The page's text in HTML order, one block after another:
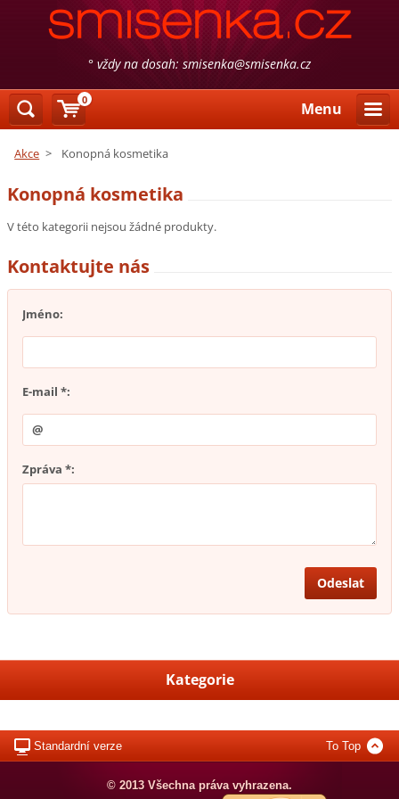
° vždy na dosah: smisenka@smisenka.cz
Menu
Akce > Konopná kosmetika
Konopná kosmetika
V této kategorii nejsou žádné produkty.
Kontaktujte nás
Jméno:
E-mail *:
Zpráva *:
Kategorie
Standardní verze To Top
© 2013 Všechna práva vyhrazena.
0